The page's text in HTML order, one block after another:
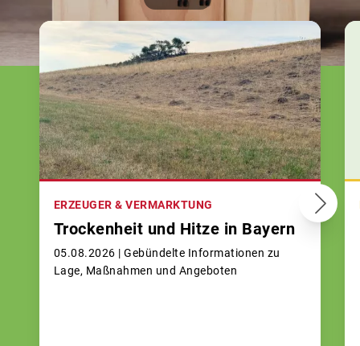
ERZEUGER & VERMARKTUNG
Trockenheit und Hitze in Bayern
05.08.2026 | Gebündelte Informationen zu
Lage, Maßnahmen und Angeboten